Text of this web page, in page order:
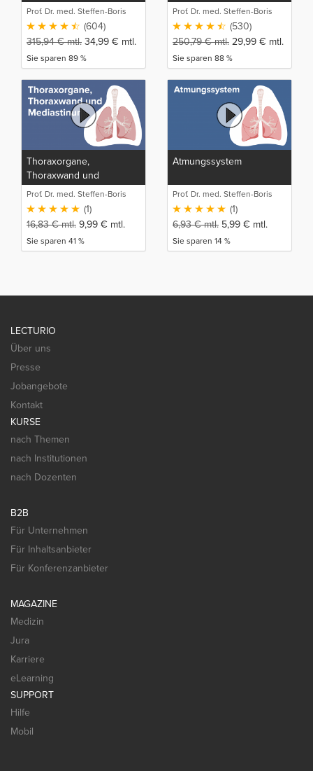
Prof. Dr. med. Steffen-Boris
Wirth (1)
(604)
315,94€mtl. 34,99 € mtl.
Sie sparen 89 %
medizinische
Auszubildende
Prof. Dr. med. Steffen-Boris
Wirth (1)
(530)
250,79€mtl. 29,99 € mtl.
Sie sparen 88 %
Thoraxorgane,
Thoraxwand und
Mediastinum
Prof. Dr. med. Steffen-Boris
Wirth (1)
(1)
16,83€mtl. 9,99 € mtl.
Sie sparen 41 %
Atmungssystem
Prof. Dr. med. Steffen-Boris
Wirth (1)
(1)
6,93€mtl. 5,99 € mtl.
Sie sparen 14 %
LECTURIO
Über uns
Presse
Jobangebote
Kontakt
KURSE
nach Themen
nach Institutionen
nach Dozenten
B2B
Für Unternehmen
Für Inhaltsanbieter
Für Konferenzanbieter
MAGAZINE
Medizin
Jura
Karriere
eLearning
SUPPORT
Hilfe
Mobil